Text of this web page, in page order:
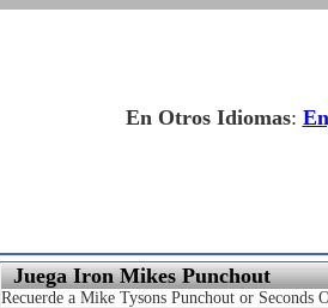
En Otros Idiomas:
Juega Iron Mikes Punchout
Recuerde a Mike Tysons Punchout or Seconds